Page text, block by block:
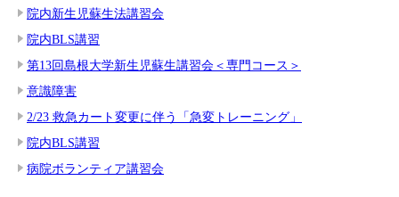
院内新生児蘇生法講習会
院内BLS講習
第13回島根大学新生児蘇生講習会＜専門コース＞
意識障害
2/23 救急カート変更に伴う「急変トレーニング」
院内BLS講習
病院ボランティア講習会